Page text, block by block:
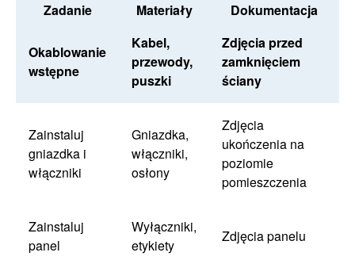
Zadanie Materiały Dokumentacja
Okablowanie
wstępne
Kabel,
przewody,
puszki
Zdjęcia przed
zamknięciem
ściany
Zainstaluj
gniazdka i
włączniki
Gniazdka,
włączniki,
osłony
Zdjęcia
ukończenia na
poziomie
pomieszczenia
Zainstaluj
panel
Wyłączniki,
etykiety
Zdjęcia panelu